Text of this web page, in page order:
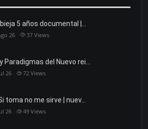
5 años documental |…
26 37 Views
Paradigmas del Nuevo rei…
26 72 Views
toma no me sirve | nuev…
26 49 Views